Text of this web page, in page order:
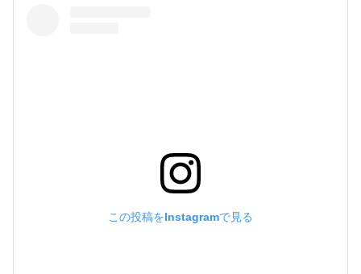
この投稿をInstagramで見る